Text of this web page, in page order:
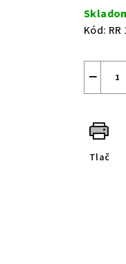
cena:
Kód: RR
−
Tlač